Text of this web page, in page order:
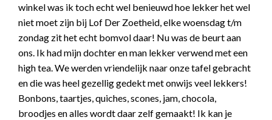
winkel was ik toch echt wel benieuwd hoe lekker het wel
niet moet zijn bij Lof Der Zoetheid, elke woensdag t/m
zondag zit het echt bomvol daar! Nu was de beurt aan
ons. Ik had mijn dochter en man lekker verwend met een
high tea. We werden vriendelijk naar onze tafel gebracht
en die was heel gezellig gedekt met onwijs veel lekkers!
Bonbons, taartjes, quiches, scones, jam, chocola,
broodjes en alles wordt daar zelf gemaakt! Ik kan je